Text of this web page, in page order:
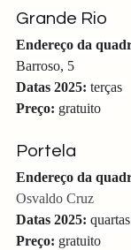
Grande Rio
Endereço da
Barroso, 5
Datas 2025: terças
Preço: gratuito
Portela
Endereço da
Osvaldo Cruz
Datas 2025:
Preço: gratuito